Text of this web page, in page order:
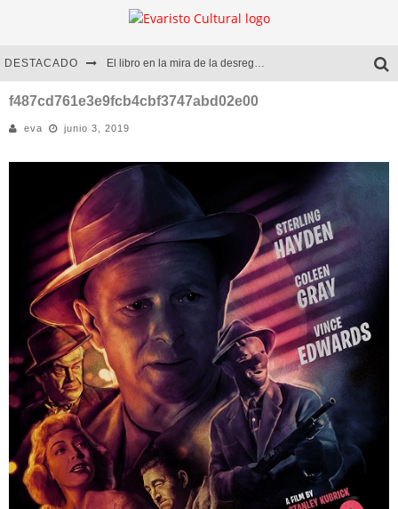
DESTACADO El libro en la mira de la desregulación
Marcelo Rubio | El llovedor
Diego Meret | Hotel Acapulco
Alejandra Correa | La nieve
f487cd761e3e9fcb4cbf3747abd02e00
eva junio 3, 2019